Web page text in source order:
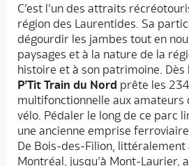
C’est l’un des attraits
région des Laurentides. Sa
dégourdir les jambes tout en
paysages et à la nature de la
histoire et à son patrimoine. Dès
P’Tit Train du Nord prête les
multifonctionnelle aux amateurs
vélo. Pédaler le long de ce parc
une ancienne emprise
De Bois-des-Filion, littéralement
Montréal, jusqu’à Mont-Laurier,